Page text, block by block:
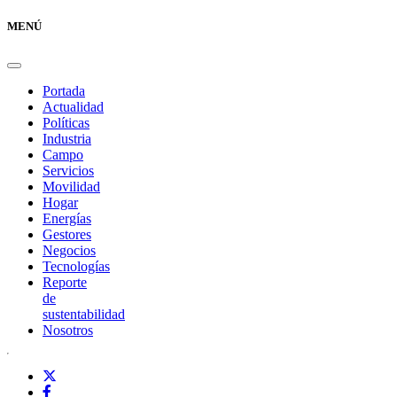
MENÚ
Portada
Actualidad
Políticas
Industria
Campo
Servicios
Movilidad
Hogar
Energías
Gestores
Negocios
Tecnologías
Reporte
de
sustentabilidad
Nosotros